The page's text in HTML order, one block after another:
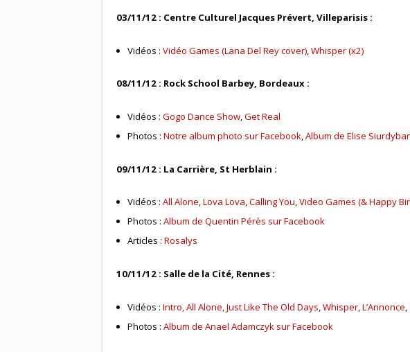
03/11/12 : Centre Culturel Jacques Prévert, Villeparisis :
Vidéos :Vidéo Games (Lana Del Rey cover),Whisper(x2)
08/11/12 : Rock School Barbey, Bordeaux :
Vidéos :Gogo Dance Show,Get Real
Photos :Notre album photo sur Facebook,Album de Elise
09/11/12 : La Carrière, St Herblain :
Vidéos :All Alone,Lova Lova,Calling You,Video Games (& Happy
Photos :Album de Quentin Pérès sur Facebook
Articles :Rosalys
10/11/12 : Salle de la Cité, Rennes :
Vidéos :Intro, All Alone, Just Like The Old Days,Whisper,L’Annonce,
Photos :Album de Anael Adamczyk sur Facebook